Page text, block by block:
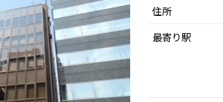
住所
最寄り駅